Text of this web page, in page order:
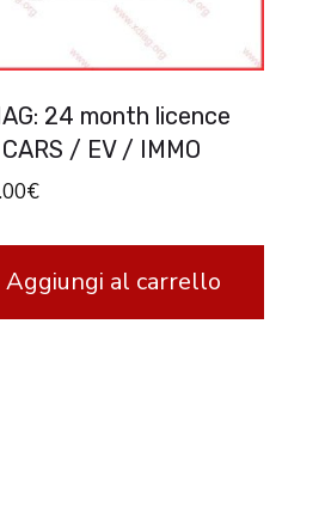
24 month licence
/ EV / IMMO
€
Aggiungi al carrello